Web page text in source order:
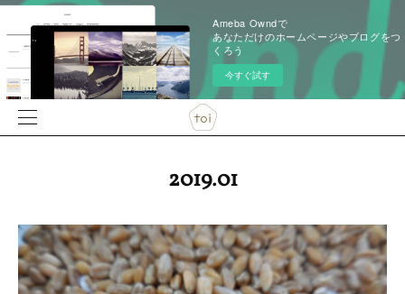
Ameba Owndで
あなただけのホームページやブログをつ
くろう
今すぐ試す
2019.01